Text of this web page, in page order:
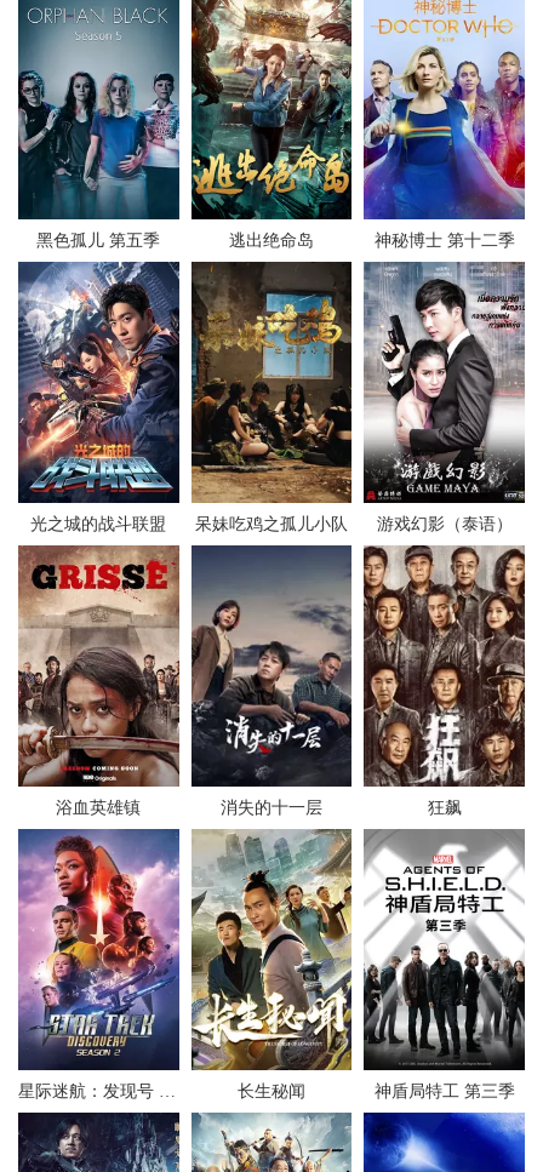
黑色孤儿 第五季 逃出绝命岛 神秘博士 第十二季
光之城的战斗联盟 呆妹吃鸡之孤儿小队 游戏幻影（泰语）
浴血英雄镇 消失的十一层 狂飙
长生秘闻 神盾局特工 第三季